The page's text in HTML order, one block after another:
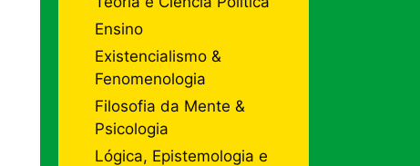
Ensino
Existencialismo &
Fenomenologia
Filosofia da Mente &
Psicologia
Lógica, Epistemologia e